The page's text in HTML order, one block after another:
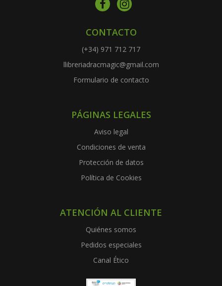
CONTACTO
(+34) 971 712 717
llibreriadracmagic@gmail.com
Formulario de contacto
PÁGINAS LEGALES
Aviso legal
Condiciones de venta
Protección de datos
Política de Cookies
ATENCIÓN AL CLIENTE
Quiénes somos
Pedidos especiales
Canal Ético